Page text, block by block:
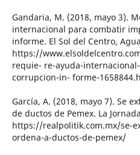
Gandaria, M. (2018, mayo 3).
internacional para combatir
informe. El Sol del Centro,
https://
requie- re-ayuda-
corrupcion-in- forme-
García, A. (2018, mayo 7). Se
de ductos de Pemex. La
https://realpolitik.com.mx/se-
ordena-a-ductos-de-pemex/